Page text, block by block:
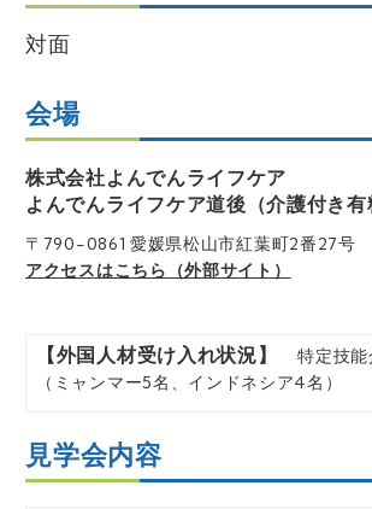
対面
会場
株式会社よんでんライフケア
よんでんライフケア道後（介護付き有
〒790-0861 愛媛県松山市紅葉町2番27号
アクセスはこちら（外部サイト）
【外国人材受け入れ状況】特定技
（ミャンマー5名、インドネシア4名）
見学会内容